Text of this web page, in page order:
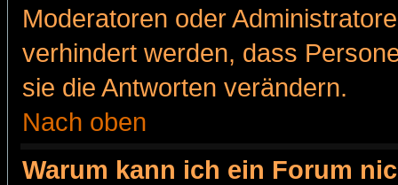
Moderatoren oder
verhindert werden, dass
sie die Antworten verändern.
Nach oben
Warum kann ich ein Forum